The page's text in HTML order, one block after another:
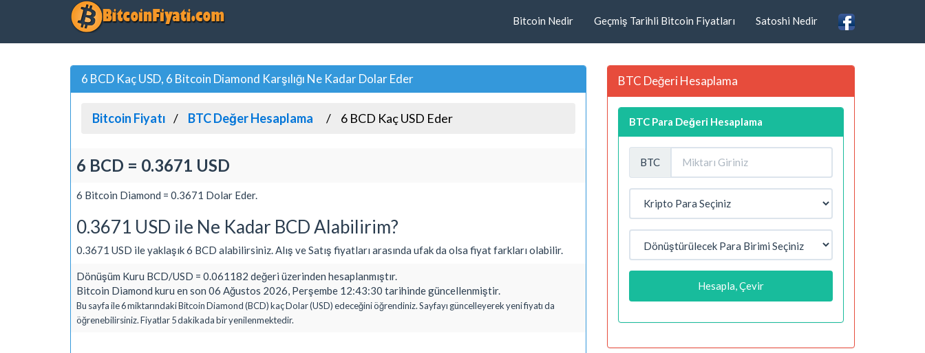
Bitcoin Nedir Geçmiş Tarihli Bitcoin Fiyatları Satoshi Nedir
6 BCD Kaç USD, 6 Bitcoin Diamond Karşılığı Ne Kadar Dolar Eder
Bitcoin Fiyatı BTC Değer Hesaplama 6 BCD Kaç USD Eder
6 BCD = 0.3671 USD
6 Bitcoin Diamond = 0.3671 Dolar Eder.
0.3671 USD ile Ne Kadar BCD Alabilirim?
0.3671 USD ile yaklaşık 6 BCD alabilirsiniz. Alış ve Satış fiyatları arasında ufak da olsa fiyat farkları olabilir.
Dönüşüm Kuru BCD/USD = 0.061182 değeri üzerinden hesaplanmıştır.
Bitcoin Diamond kuru en son 06 Ağustos 2026, Perşembe 12:43:30 tarihinde güncellenmiştir.
Bu sayfa ile 6 miktarındaki Bitcoin Diamond (BCD) kaç Dolar (USD) edeceğini öğrendiniz. Sayfayı güncelleyerek yeni fiyatı da
öğrenebilirsiniz. Fiyatlar 5 dakikada bir yenilenmektedir.
BTC Değeri Hesaplama
BTC Para Değeri Hesaplama
BTC
Hesapla, Çevir